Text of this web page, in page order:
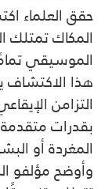
حقق العلماء
المكاك تمتلك
الموسيقي
هذا الاكتشاف
التزامن
بقدرات
المغردة أو
وأوضح مؤلفو